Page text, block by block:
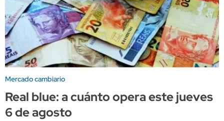
Mercado cambiario
Real blue: a cuánto opera este jueves
6 de agosto